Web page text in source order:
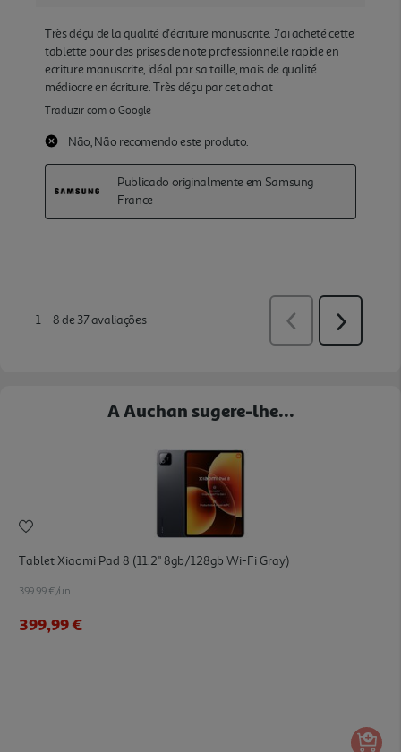
A Auchan sugere-lhe...
Tablet Xiaomi Pad 8 (11.2" 8gb/128gb Wi-Fi Gray)
399.99 €/un
399,99 €